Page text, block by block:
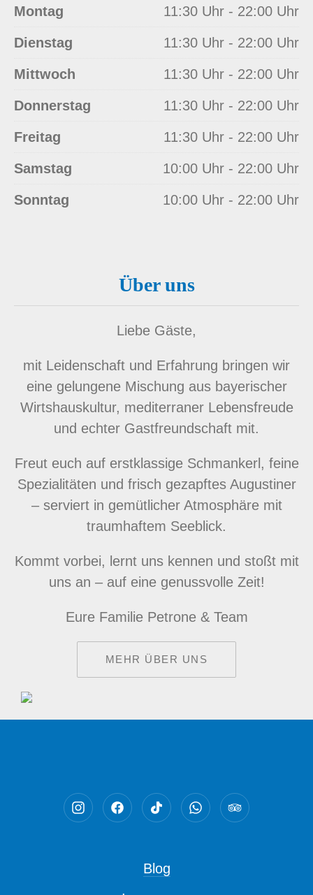
Montag 11:30 Uhr - 22:00 Uhr
Dienstag 11:30 Uhr - 22:00 Uhr
Mittwoch 11:30 Uhr - 22:00 Uhr
Donnerstag 11:30 Uhr - 22:00 Uhr
Freitag 11:30 Uhr - 22:00 Uhr
Samstag 10:00 Uhr - 22:00 Uhr
Sonntag 10:00 Uhr - 22:00 Uhr
Über uns
Liebe Gäste,
mit Leidenschaft und Erfahrung bringen wir
eine gelungene Mischung aus bayerischer
Wirtshauskultur, mediterraner Lebensfreude
und echter Gastfreundschaft mit.
Freut euch auf erstklassige Schmankerl, feine
Spezialitäten und frisch gezapftes Augustiner
– serviert in gemütlicher Atmosphäre mit
traumhaftem Seeblick.
Kommt vorbei, lernt uns kennen und stoßt mit
uns an – auf eine genussvolle Zeit!
Eure Familie Petrone & Team
MEHR ÜBER UNS
Neues Fenster
Neues Fenster
Neues Fenster
Neues Fenster
Neues
Blog